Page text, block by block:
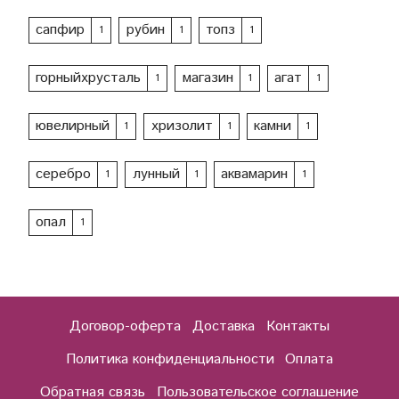
сапфир 1 рубин 1 топз 1
горныйхрусталь 1 магазин 1 агат 1
ювелирный 1 хризолит 1 камни 1
серебро 1 лунный 1 аквамарин 1
опал 1
Договор-оферта Доставка
Контакты
Политика конфиденциальности Оплата
Обратная связь
Пользовательское соглашение